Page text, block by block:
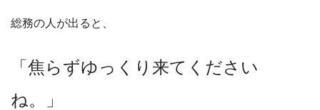
総務の人が出ると、
「焦らずゆっくり来てください
ね。」